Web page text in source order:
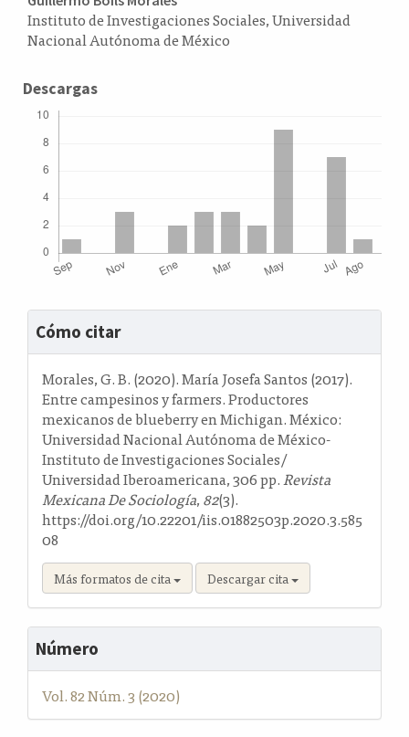
principal
del
artículo
Instituto de Investigaciones Sociales, Universidad
Nacional Autónoma de México
Descargas
Detalles
del
artículo
Cómo citar
Morales, G. B. (2020). María Josefa Santos (2017).
Entre campesinos y farmers. Productores
mexicanos de blueberry en Michigan. México:
Universidad Nacional Autónoma de México-
Instituto de Investigaciones Sociales/
Universidad Iberoamericana, 306 pp.Revista
Mexicana De Sociología,82(3).
https://doi.org/10.22201/iis.01882503p.2020.3.585
08
Más formatos de cita Descargar cita
Número
Vol. 82 Núm. 3 (2020)